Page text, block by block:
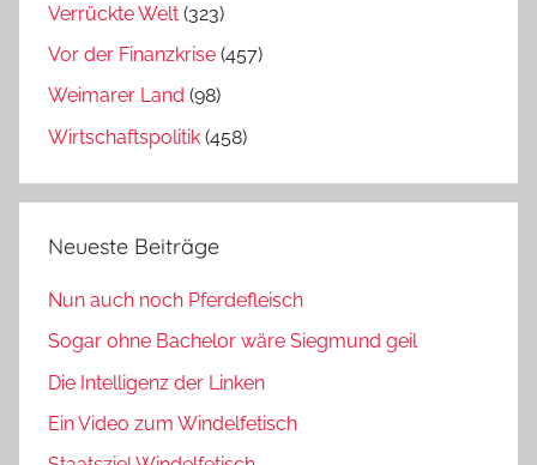
Verrückte Welt (323)
Vor der Finanzkrise (457)
Weimarer Land (98)
Wirtschaftspolitik (458)
Neueste Beiträge
Nun auch noch Pferdefleisch
Sogar ohne Bachelor wäre Siegmund geil
Die Intelligenz der Linken
Ein Video zum Windelfetisch